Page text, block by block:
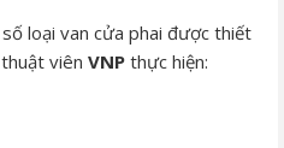
loại van cửa phai được thiết
viên VNP thực hiện: